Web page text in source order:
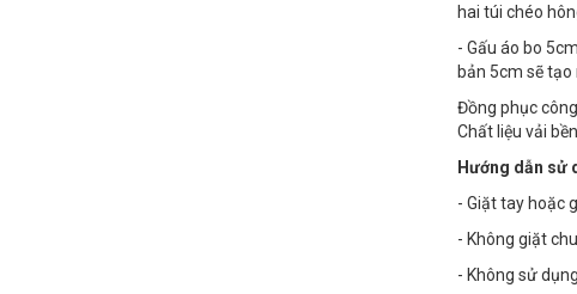
hai túi chéo
- Gấu áo bo
bản 5cm sẽ
Đồng phục
Chất liệu vải
Hướng dẫn sử
- Giặt tay hoặc
- Không giặt
- Không sử